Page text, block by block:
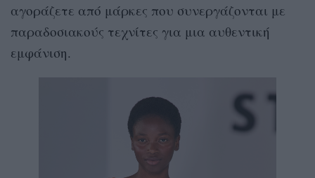
αγοράζετε από μάρκες που συνεργάζονται με
παραδοσιακούς τεχνίτες για μια αυθεντική
εμφάνιση.